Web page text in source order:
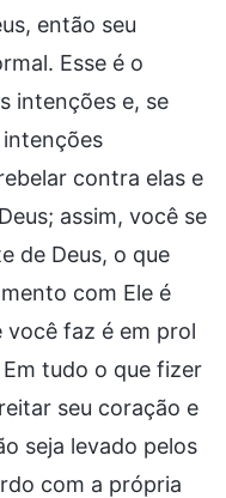
então seu
Esse é o
intenções e, se
contra elas e
assim, você se
de Deus, o que
com Ele é
você faz é em prol
tudo o que fizer
seu coração e
seja levado pelos
com a própria